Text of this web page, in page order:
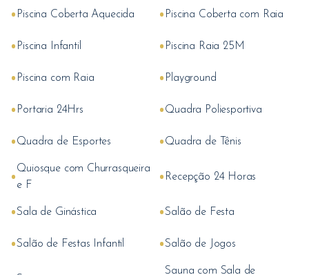
• Piscina Coberta Aquecida • Piscina Coberta com Raia
• Piscina Infantil • Piscina Raia 25M
• Piscina com Raia • Playground
• Portaria 24Hrs •Quadra Poliesportiva
•Quadra de Esportes •Quadra de Tênis
•Quiosque com Churrasqueira
e F
• Recepção 24 Horas
•Sala de Ginástica •Salão de Festa
•Salão de Festas Infantil •Salão de Jogos
Sauna com Sala de